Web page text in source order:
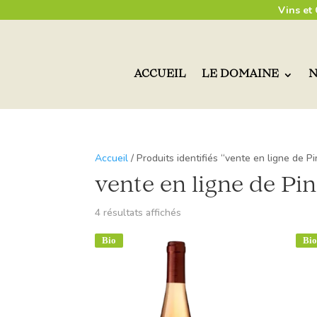
Vins et
ACCUEIL LE DOMAINE
Accueil / Produits identifiés “vente en ligne de
vente en ligne de
4 résultats affichés
Bio Bio